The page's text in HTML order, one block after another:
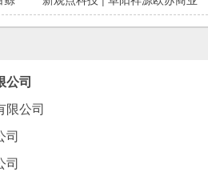
公司
限公司
司
司